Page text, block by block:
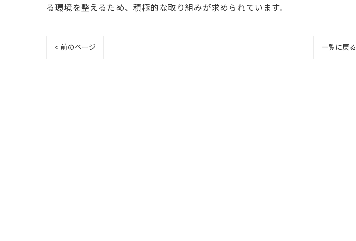
る環境を整えるため、積極的な取り組みが求められています。
< 前のページ 一覧に戻る